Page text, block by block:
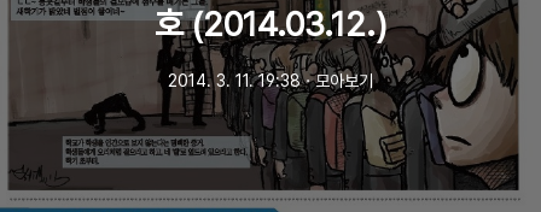
호 (2014.03.12.)
2014. 3. 11. 19:38ㆍ모아보기